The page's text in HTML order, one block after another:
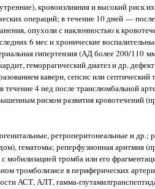
кровоизлияния и высокий риск
операций; в течение 10 дней —
опухоли с наклонностью к
6 мес и хронические
гипертензия (АД более 200/110
геморрагический диатез и др.
каверн, сепсис или септический
4 нед после транслюмбальной
риском развития кровотечений
ретроперитонеальные и др.;
гематомы; реперфузионная аритмия
тромба или его
тромболизисе в периферических
АСТ, АЛТ, гамма-